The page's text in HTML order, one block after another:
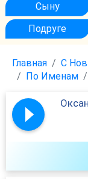
Сыну
Подруге
Главная С
По Именам